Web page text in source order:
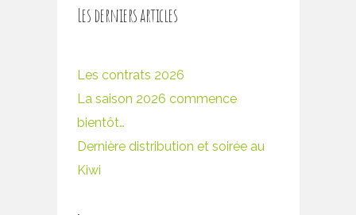
Les derniers articles
Les contrats 2026
La saison 2026 commence
bientôt…
Dernière distribution et soirée au
Kiwi